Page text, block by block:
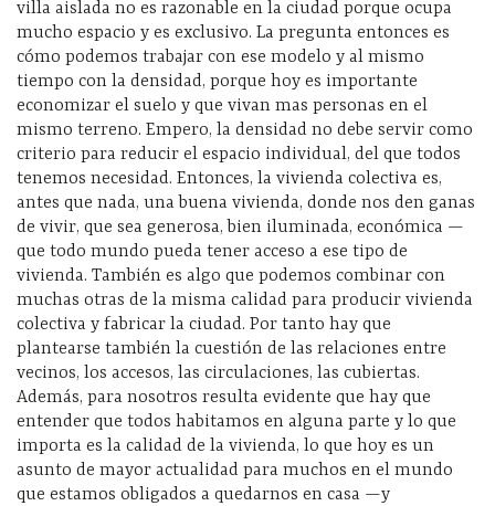
villa aislada no es razonable en la ciudad porque ocupa
mucho espacio y es exclusivo. La pregunta entonces es
cómo podemos trabajar con ese modelo y al mismo
tiempo con la densidad, porque hoy es importante
economizar el suelo y que vivan mas personas en el
mismo terreno. Empero, la densidad no debe servir como
criterio para reducir el espacio individual, del que todos
tenemos necesidad. Entonces, la vivienda colectiva es,
antes que nada, una buena vivienda, donde nos den ganas
de vivir, que sea generosa, bien iluminada, económica —
que todo mundo pueda tener acceso a ese tipo de
vivienda. También es algo que podemos combinar con
muchas otras de la misma calidad para producir vivienda
colectiva y fabricar la ciudad. Por tanto hay que
plantearse también la cuestión de las relaciones entre
vecinos, los accesos, las circulaciones, las cubiertas.
Además, para nosotros resulta evidente que hay que
entender que todos habitamos en alguna parte y lo que
importa es la calidad de la vivienda, lo que hoy es un
asunto de mayor actualidad para muchos en el mundo
que estamos obligados a quedarnos en casa —y